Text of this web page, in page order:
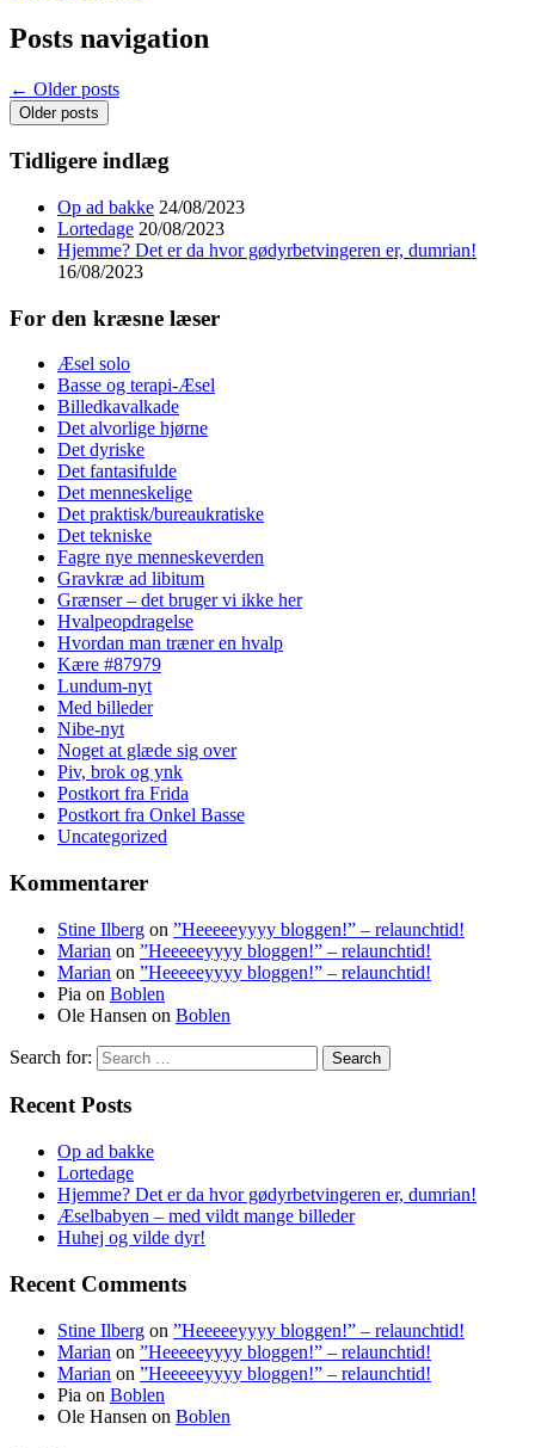
Posts navigation
← Older posts
Older posts
Tidligere indlæg
Op ad bakke 24/08/2023
Lortedage 20/08/2023
Hjemme? Det er da hvor gødyrbetvingeren er, dumrian!
16/08/2023
For den kræsne læser
Æsel solo
Basse og terapi-Æsel
Billedkavalkade
Det alvorlige hjørne
Det dyriske
Det fantasifulde
Det menneskelige
Det praktisk/bureaukratiske
Det tekniske
Fagre nye menneskeverden
Gravkræ ad libitum
Grænser – det bruger vi ikke her
Hvalpeopdragelse
Hvordan man træner en hvalp
Kære #87979
Lundum-nyt
Med billeder
Nibe-nyt
Noget at glæde sig over
Piv, brok og ynk
Postkort fra Frida
Postkort fra Onkel Basse
Uncategorized
Kommentarer
Stine Ilberg on ”Heeeeeyyyy bloggen!” – relaunchtid!
Marian on ”Heeeeeyyyy bloggen!” – relaunchtid!
Marian on ”Heeeeeyyyy bloggen!” – relaunchtid!
Pia on Boblen
Ole Hansen on Boblen
Search for:
Recent Posts
Op ad bakke
Lortedage
Hjemme? Det er da hvor gødyrbetvingeren er, dumrian!
Æselbabyen – med vildt mange billeder
Huhej og vilde dyr!
Recent Comments
Stine Ilberg on ”Heeeeeyyyy bloggen!” – relaunchtid!
Marian on ”Heeeeeyyyy bloggen!” – relaunchtid!
Marian on ”Heeeeeyyyy bloggen!” – relaunchtid!
Pia on Boblen
Ole Hansen on Boblen